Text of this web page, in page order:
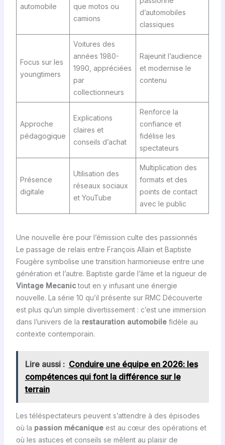
automobile
que motos ou
camions
d’automobiles
classiques
Focus sur les
youngtimers
Voitures des
années 1980-
1990, appréciées
par
collectionneurs
Rajeunit l’audience
et modernise le
contenu
Approche
pédagogique
Explications
claires et
conseils d’achat
Renforce la
confiance et
fidélise les
spectateurs
Présence
digitale
Utilisation des
réseaux sociaux
et YouTube
Multiplication des
formats et des
points de contact
avec le public
Une nouvelle ère pour l’émission culte des passionnés
Le passage de relais entre François Allain et Baptiste
Fougère symbolise une transition harmonieuse entre une
génération et l’autre. Baptiste garde l’âme et la rigueur de
Vintage Mecanictout en y infusant une énergie
nouvelle. La série 10 qu’il présente sur RMC Découverte
est plus qu’un simple divertissement : c’est une immersion
dans l’univers de la restauration automobilefidèle au
contexte contemporain.
Lire aussi : Conduire une équipe en 2026: les
compétences qui font la différence sur le
terrain
Les téléspectateurs peuvent s’attendre à des épisodes
où la passion mécaniqueest au cœur des opérations et
où les astuces et conseils se mêlent au plaisir de